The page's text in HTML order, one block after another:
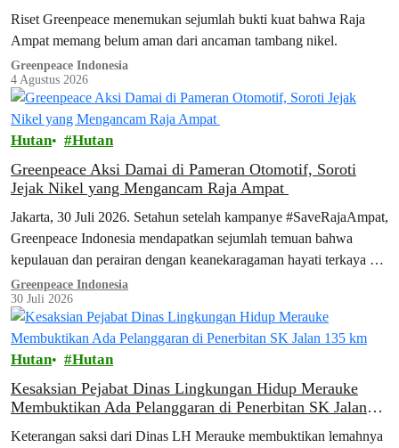
Riset Greenpeace menemukan sejumlah bukti kuat bahwa Raja
Ampat memang belum aman dari ancaman tambang nikel.
Greenpeace Indonesia
4 Agustus 2026
Hutan Hutan
Greenpeace Aksi Damai di Pameran Otomotif, Soroti
Jejak Nikel yang Mengancam Raja Ampat
Jakarta, 30 Juli 2026. Setahun setelah kampanye #SaveRajaAmpat,
Greenpeace Indonesia mendapatkan sejumlah temuan bahwa
kepulauan dan perairan dengan keanekaragaman hayati terkaya di
dunia ini belum benar-benar aman dari ancaman tambang. Temuan
tersebut terungkap dalam laporan terbaru Greenpeace, Surga yang
Tak Terlindungi, yang dipublikasikan hari ini. Seiring dengan
peluncuran laporan ini, aktivis Greenpeace menggelar aksi
damai…
Greenpeace Indonesia
30 Juli 2026
Hutan Hutan
Kesaksian Pejabat Dinas Lingkungan Hidup Merauke
Membuktikan Ada Pelanggaran di Penerbitan SK Jalan
Keterangan saksi dari Dinas LH Merauke membuktikan lemahnya